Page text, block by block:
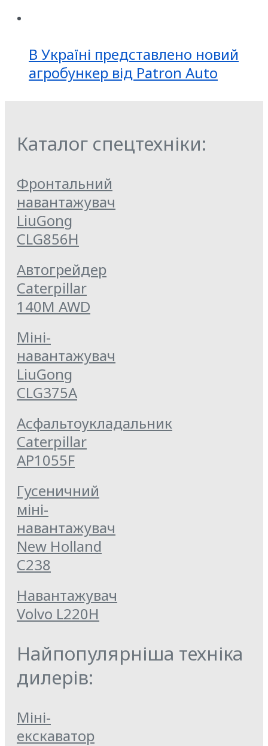
В Україні представлено новий
агробункер від Patron Auto
Каталог спецтехніки:
Фронтальний
навантажувач
LiuGong
CLG856Н
Автогрейдер
Caterpillar
140M AWD
Міні-
навантажувач
LiuGong
CLG375A
Асфальтоукладальник
Caterpillar
AP1055F
Гусеничний
міні-
навантажувач
New Holland
C238
Навантажувач
Volvo L220H
Найпопулярніша техніка
дилерів:
Міні-
екскаватор